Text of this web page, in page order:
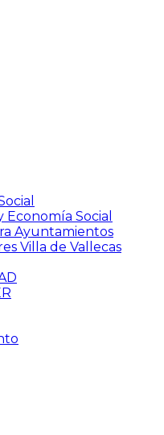
Social
Ayuntamientos
Villa de Vallecas